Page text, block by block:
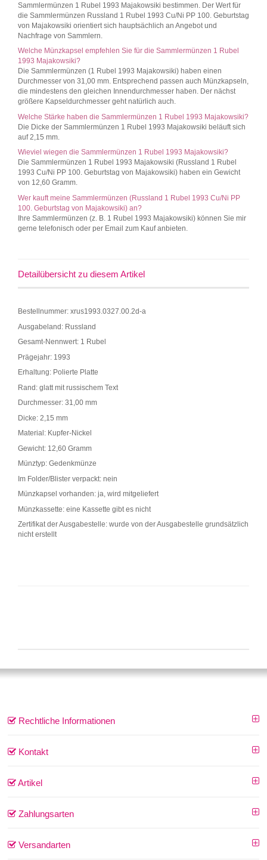
Sammlermünzen 1 Rubel 1993 Majakowsiki bestimmen. Der Wert für
die Sammlermünzen Russland 1 Rubel 1993 Cu/Ni PP 100. Geburtstag
von Majakowsiki orientiert sich hauptsächlich an Angebot und
Nachfrage von Sammlern.
Welche Münzkapsel empfehlen Sie für die Sammlermünzen 1 Rubel
1993 Majakowsiki?
Die Sammlermünzen (1 Rubel 1993 Majakowsiki) haben einen
Durchmesser von 31,00 mm. Entsprechend passen auch Münzkapseln,
die mindestens den gleichen Innendurchmesser haben. Der nächst
größere Kapseldurchmesser geht natürlich auch.
Welche Stärke haben die Sammlermünzen 1 Rubel 1993 Majakowsiki?
Die Dicke der Sammlermünzen 1 Rubel 1993 Majakowsiki beläuft sich
auf 2,15 mm.
Wieviel wiegen die Sammlermünzen 1 Rubel 1993 Majakowsiki?
Die Sammlermünzen 1 Rubel 1993 Majakowsiki (Russland 1 Rubel
1993 Cu/Ni PP 100. Geburtstag von Majakowsiki) haben ein Gewicht
von 12,60 Gramm.
Wer kauft meine Sammlermünzen (Russland 1 Rubel 1993 Cu/Ni PP
100. Geburtstag von Majakowsiki) an?
Ihre Sammlermünzen (z. B. 1 Rubel 1993 Majakowsiki) können Sie mir
gerne telefonisch oder per Email zum Kauf anbieten.
Detailübersicht zu diesem Artikel
Bestellnummer: xrus1993.0327.00.2d-a
Ausgabeland: Russland
Gesamt-Nennwert: 1 Rubel
Prägejahr: 1993
Erhaltung: Polierte Platte
Rand: glatt mit russischem Text
Durchmesser: 31,00 mm
Dicke: 2,15 mm
Material: Kupfer-Nickel
Gewicht: 12,60 Gramm
Münztyp: Gedenkmünze
Im Folder/Blister verpackt: nein
Münzkapsel vorhanden: ja, wird mitgeliefert
Münzkassette: eine Kassette gibt es nicht
Zertifikat der Ausgabestelle: wurde von der Ausgabestelle grundsätzlich
nicht erstellt
Rechtliche Informationen
Kontakt
Artikel
Zahlungsarten
Versandarten